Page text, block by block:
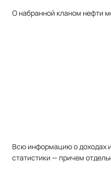
О набранной кланом нефти
Всю информацию о доходах
статистики — причем